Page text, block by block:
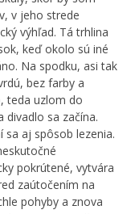
v jeho strede
výhľad. Tá trhlina
keď okolo sú iné
Na spodku, asi tak
bez farby a
teda uzlom do
divadlo sa začína.
sa aj spôsob lezenia.
pokrútené, vytvára
zaútočením na
pohyby a znova